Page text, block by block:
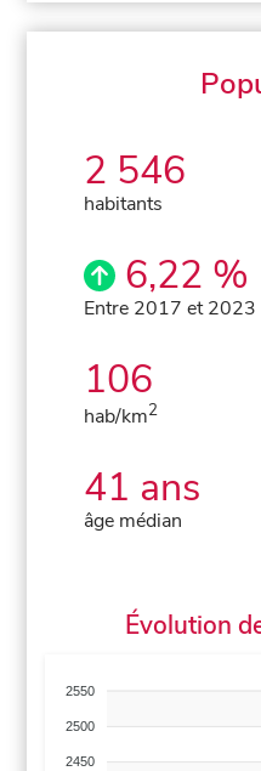
2 546
habitants
6,22 %
Entre 2017 et 2023
106
hab/km2
41 ans
âge médian
Évolution
2550
2500
2450